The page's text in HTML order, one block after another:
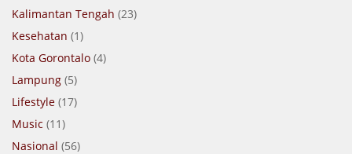
Kalimantan Tengah (23)
Kesehatan (1)
Kota Gorontalo (4)
Lampung (5)
Lifestyle (17)
Music (11)
Nasional (56)